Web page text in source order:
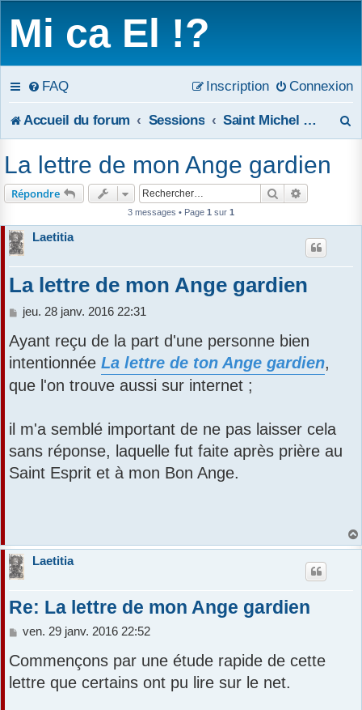
Mi ca El !?
FAQ Connexion
Inscription
Accueil du forum Sessions Saint Michel et les anges de la Milice céleste
r
La lettre de mon Ange gardien
Répondre Rechercher
3 messages • Page 1 sur 1
Laetitia
La lettre de mon Ange gardien
M
s
s
a
g
jeu. 28 janv. 2016 22:31
Ayant reçu de la part d'une personne bien
intentionnée La lettre de ton Ange gardien,
que l'on trouve aussi sur internet ;
il m'a semblé important de ne pas laisser cela
sans réponse, laquelle fut faite après prière au
Saint Esprit et à mon Bon Ange.
Laetitia
Re: La lettre de mon Ange gardien
M
s
a
ven. 29 janv. 2016 22:52
Commençons par une étude rapide de cette
lettre que certains ont pu lire sur le net.